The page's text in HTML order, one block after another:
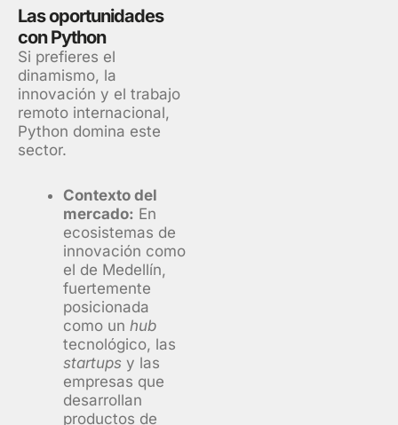
Las oportunidades
con Python
Si prefieres el
dinamismo, la
innovación y el trabajo
remoto internacional,
Python domina este
sector.
Contexto del
mercado: En
ecosistemas de
innovación como
el de Medellín,
fuertemente
posicionada
como un hub
tecnológico, las
startups y las
empresas que
desarrollan
productos de